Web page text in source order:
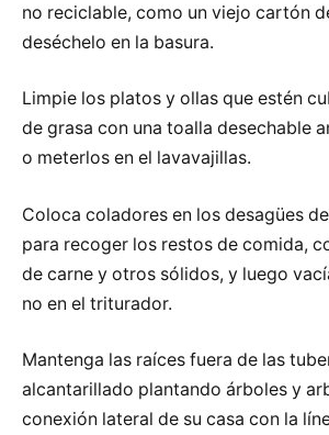
no reciclable, como un viejo cartón
deséchelo en la basura.
Limpie los platos y ollas que estén
de grasa con una toalla desechable
o meterlos en el lavavajillas.
Coloca coladores en los desagües
para recoger los restos de comida,
de carne y otros sólidos, y luego
no en el triturador.
Mantenga las raíces fuera de las
alcantarillado plantando árboles y
conexión lateral de su casa con la